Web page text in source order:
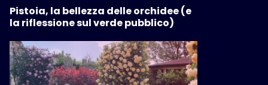
Pistoia, la bellezza delle orchidee (e
la riflessione sul verde pubblico)